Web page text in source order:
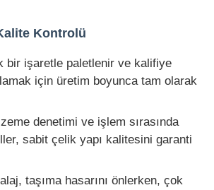
Kontrolü
bir işaretle paletlenir ve kalifiye
için üretim boyunca tam olarak
denetimi ve işlem sırasında
sabit çelik yapı kalitesini garanti
taşıma hasarını önlerken, çok